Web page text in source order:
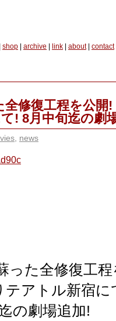
shop archive link about| contact
修復工程を公開!
! 8月中旬迄の劇
news
った全修復工
テアトル新宿に
の劇場追加!